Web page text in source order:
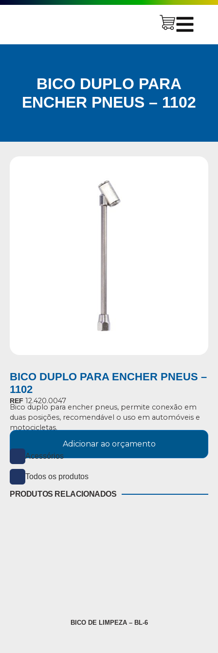
BICO DUPLO PARA
ENCHER PNEUS – 1102
BICO DUPLO PARA ENCHER PNEUS –
1102
REF 12.420.0047
Bico duplo para encher pneus, permite conexão em
duas posições, recomendável o uso em automóveis e
motocicletas.
Adicionar ao orçamento
Acessórios
Todos os produtos
PRODUTOS RELACIONADOS
BICO DE LIMPEZA – BL-6